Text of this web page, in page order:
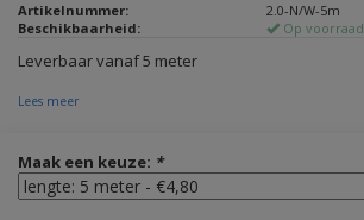
Artikelnummer:
2.0-N/W-5m
Beschikbaarheid:
Op voorraad
Leverbaar vanaf 5 meter
Lees meer
Maak een keuze: *